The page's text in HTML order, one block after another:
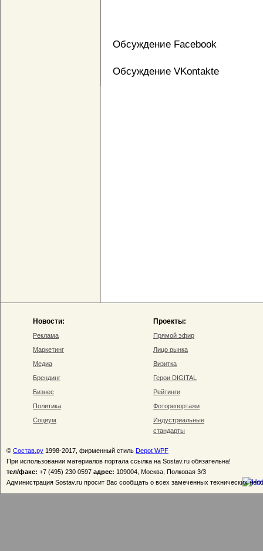
Обсуждение Facebook
Обсуждение VKontakte
Новости:
Реклама
Маркетинг
Медиа
Брендинг
Бизнес
Политика
Социум
Проекты:
Прямой эфир
Лицо рынка
Визитка
Герои DIGITAL
Рейтинги
Фоторепортажи
Индустриальные
стандарты
© Состав.ру 1998-2017, фирменный стиль Depot WPF
При использовании материалов портала ссылка на Sostav.ru обязательна!
тел/факс: +7 (495) 230 0597 адрес: 109004, Москва, Полковая 3/3
Администрация Sostav.ru просит Вас сообщать о всех замеченных технических